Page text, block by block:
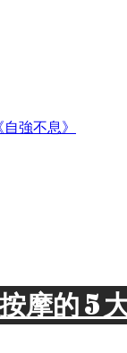
自強不息》
摩的 5